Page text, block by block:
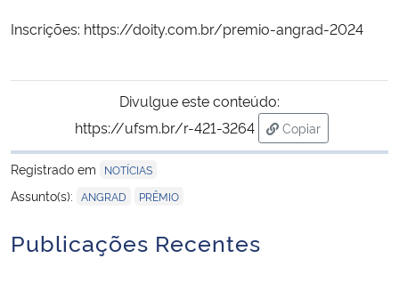
Banco Central do Brasil
Planalto
Inscrições: https://doity.com.br/premio-angrad-2024
Divulgue este conteúdo:
https://ufsm.br/r-421-3264
Copiar
para área de
Registrado em
NOTÍCIAS
Assunto(s): ANGRAD PRÊMIO
Publicações Recentes